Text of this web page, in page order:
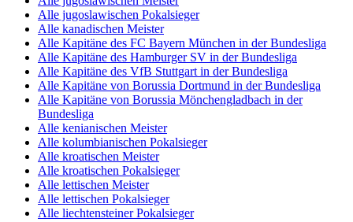
Alle jugoslawischen Pokalsieger
Alle kanadischen Meister
Alle Kapitäne des FC Bayern München in der Bundesliga
Alle Kapitäne des Hamburger SV in der Bundesliga
Alle Kapitäne des VfB Stuttgart in der Bundesliga
Alle Kapitäne von Borussia Dortmund in der Bundesliga
Alle Kapitäne von Borussia Mönchengladbach in der
Bundesliga
Alle kenianischen Meister
Alle kolumbianischen Pokalsieger
Alle kroatischen Meister
Alle kroatischen Pokalsieger
Alle lettischen Meister
Alle lettischen Pokalsieger
Alle liechtensteiner Pokalsieger